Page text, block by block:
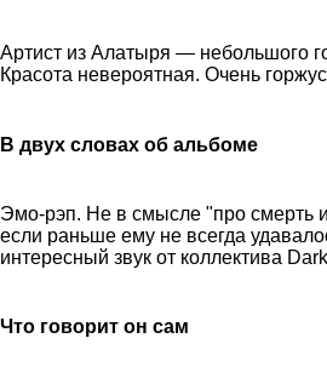
Артист из Алатыря — небольшого
Красота невероятная. Очень
В двух словах об альбоме
Эмо-рэп. Не в смысле "про смерть
если раньше ему не всегда
интересный звук от коллектива
Что говорит он сам